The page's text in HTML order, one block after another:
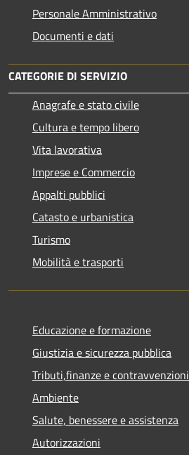
Personale Amministrativo
Documenti e dati
CATEGORIE DI SERVIZIO
Anagrafe e stato civile
Cultura e tempo libero
Vita lavorativa
Imprese e Commercio
Appalti pubblici
Catasto e urbanistica
Turismo
Mobilità e trasporti
Educazione e formazione
Giustizia e sicurezza pubblica
Tributi,finanze e contravvenzioni
Ambiente
Salute, benessere e assistenza
Autorizzazioni